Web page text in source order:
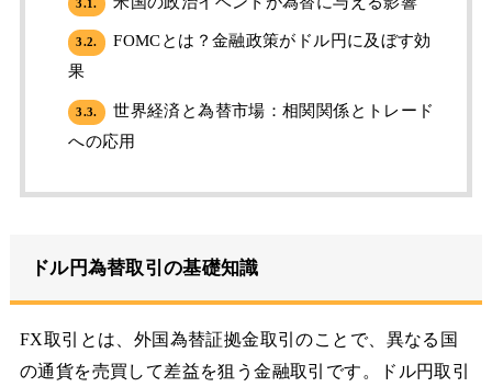
3.1.
3.2.
FOMCとは？金融政策がドル円に及ぼす効
果
3.3.
世界経済と為替市場：相関関係とトレード
への応用
ドル円為替取引の基礎知識
FX取引とは、外国為替証拠金取引のことで、異なる国
の通貨を売買して差益を狙う金融取引です。ドル円取引